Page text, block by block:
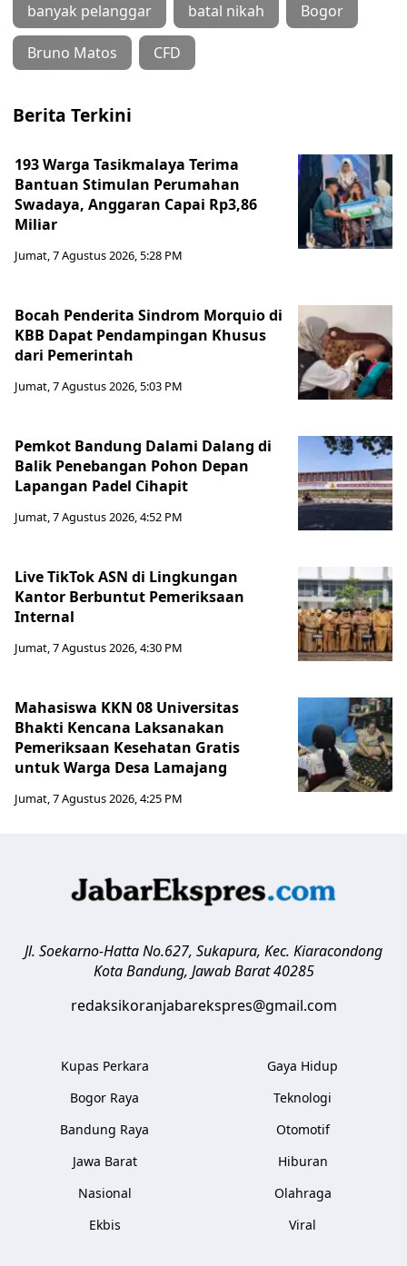
banyak pelanggar batal nikah Bogor
Bruno Matos CFD
Berita Terkini
193 Warga Tasikmalaya Terima
Bantuan Stimulan Perumahan
Swadaya, Anggaran Capai Rp3,86
Miliar
Jumat, 7 Agustus 2026, 5:28 PM
Bocah Penderita Sindrom Morquio di
KBB Dapat Pendampingan Khusus
dari Pemerintah
Jumat, 7 Agustus 2026, 5:03 PM
Pemkot Bandung Dalami Dalang di
Balik Penebangan Pohon Depan
Lapangan Padel Cihapit
Jumat, 7 Agustus 2026, 4:52 PM
Live TikTok ASN di Lingkungan
Kantor Berbuntut Pemeriksaan
Internal
Jumat, 7 Agustus 2026, 4:30 PM
Mahasiswa KKN 08 Universitas
Bhakti Kencana Laksanakan
Pemeriksaan Kesehatan Gratis
untuk Warga Desa Lamajang
Jumat, 7 Agustus 2026, 4:25 PM
Jl. Soekarno-Hatta No.627, Sukapura, Kec. Kiaracondong
Kota Bandung, Jawab Barat 40285
redaksikoranjabarekspres@gmail.com
Kupas Perkara
Bogor Raya
Bandung Raya
Jawa Barat
Nasional
Ekbis
Gaya Hidup
Teknologi
Otomotif
Hiburan
Olahraga
Viral